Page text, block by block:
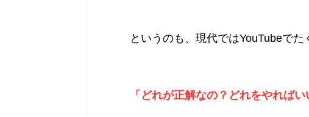
というのも、現代ではYouTubeで
「どれが正解なの？どれをやればい